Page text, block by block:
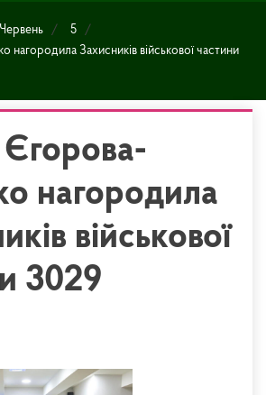
Червень
5
нагородила Захисників військової частини
Єгорова-
нагородила
військової
3029